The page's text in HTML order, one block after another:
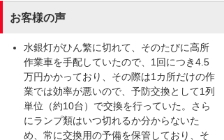
お客様の声
水銀灯がひん繁に切れて、そのたびに高所
作業車を手配していたので、1回につき4.5
万円かかっており、その際は1カ所だけの作
業では効率が悪いので、予防交換として1列
単位（約10台）で交換を行っていた。さら
にランプ類はいつ切れるか分からないた
め、常に交換用の予備を保管しており、そ